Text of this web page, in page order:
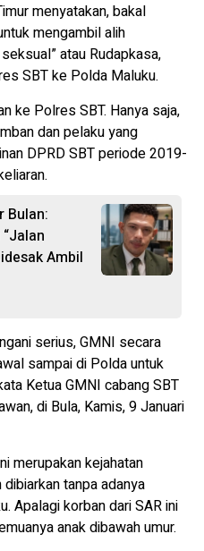
menyatakan, bakal
mengambil alih
atau Rudapkasa,
SBT ke Polda Maluku.
ke Polres SBT. Hanya saja,
dan pelaku yang
DPRD SBT periode 2019-
Bulan:
Ambil
serius, GMNI secara
sampai di Polda untuk
Ketua GMNI cabang SBT
di Bula, Kamis, 9 Januari
merupakan kejahatan
tanpa adanya
Apalagi korban dari SAR ini
anak dibawah umur.